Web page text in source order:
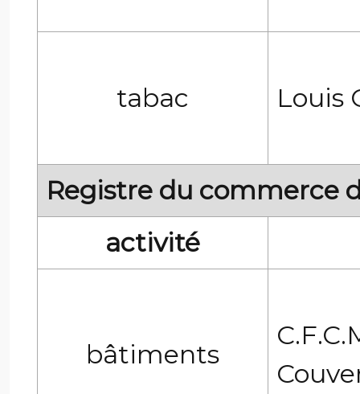
tabac Louis
Registre du commerce
activité
bâtiments